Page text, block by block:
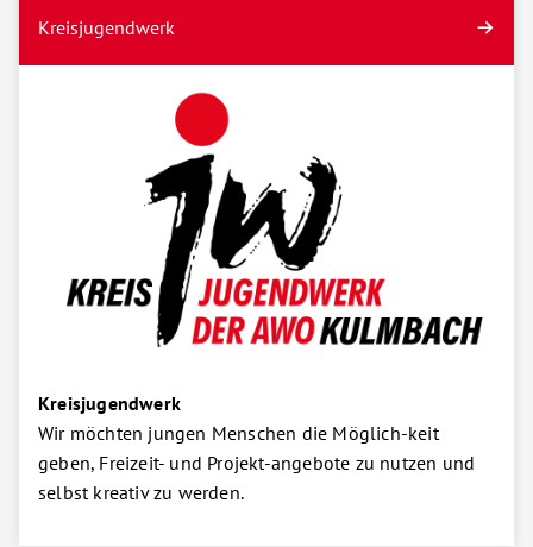
Kreisjugendwerk
Kreisjugendwerk
Wir möchten jungen Menschen die Möglich-keit
geben, Freizeit- und Projekt-angebote zu nutzen und
selbst kreativ zu werden.